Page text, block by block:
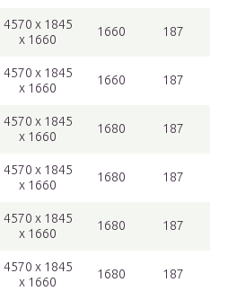
4570 x 1845
x 1660
1660 187
4570 x 1845
x 1660
1660 187
4570 x 1845
x 1660
1680 187
4570 x 1845
x 1660
1680 187
4570 x 1845
x 1660
1680 187
4570 x 1845
x 1660
1680 187